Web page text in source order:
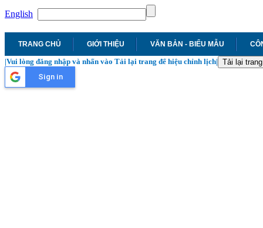
English
TRANG CHỦ GIỚI THIỆU VĂN BẢN - BIỂU MẪU
|Vui lòng đăng nhập và nhấn vào Tải lại trang để hiệu chỉnh lịch|
Sign in
Tải lại trang